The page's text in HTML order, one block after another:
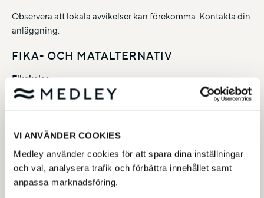
VI ANVÄNDER COOKIES
Medley använder cookies för att spara dina inställningar
och val, analysera trafik och förbättra innehållet samt
anpassa marknadsföring.
Observera att lokala avvikelser kan förekomma. Kontakta din
anläggning.
FIKA- OCH MATALTERNATIV
Fikakalas
Chokladboll eller kanelbulle
Inkluderar fika enligt ovan
Mat i form av: Två pannkakor eller två korv med bröd
VUXENNÄRVARO & SÄKERHET